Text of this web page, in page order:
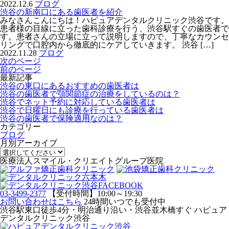
2022.12.6 ブログ
渋谷の新南口にある歯医者を紹介
みなさんこんにちは！ハピュアデンタルクリニック渋谷です。
患者様の目線に立った歯科診療を行う、渋谷駅すぐの歯医者で
す。患者さんの立場に立って説明しますので、丁寧なカウンセ
リングで口腔内から徹底的にケアしていきます。 渋谷 […]
2022.11.28 ブログ
navigation
次のページ
前のページ
最新記事
渋谷の東口にあるおすすめの歯医者は
渋谷の歯医者で顎関節症の治療をしているのは？
渋谷でネット予約に対応している歯医者は
渋谷で日曜日にも診療を行っている歯医者は
渋谷の歯医者で保険適用なのは？
カテゴリー
ブログ
月別アーカイブ
医療法人スマイル・クリエイトグループ医院
03-3499-2377
【受付時間】10:00～19:30
お問い合わせはこちら 24時間いつでも受付中
渋谷駅東口徒歩4分・明治通り沿い・渋谷並木橋すぐ ハピュア
デンタルクリニック渋谷